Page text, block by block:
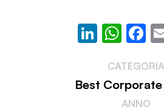
CATEGORIA
Best
ANNO